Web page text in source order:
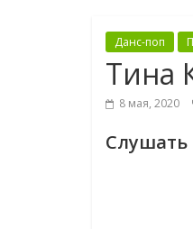
Данс-поп
Тина
8 мая, 2020